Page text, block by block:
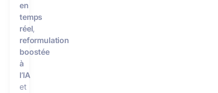
en
temps
réel,
reformulation
boostée
à
l’IA
et